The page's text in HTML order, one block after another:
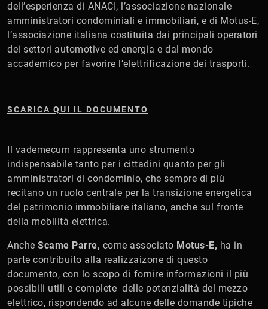
dell’esperienza di ANACI, l’associazione nazionale
amministratori condominiali e immobiliari, e di Motus-E,
l’associazione italiana costituita dai principali operatori
dei settori automotive ed energia e dal mondo
accademico per favorire l’elettrificazione dei trasporti.
SCARICA QUI IL DOCUMENTO
Il vademecum rappresenta uno strumento
indispensabile tanto per i cittadini quanto per gli
amministratori di condominio, che sempre di più
recitano un ruolo centrale per la transizione energetica
del patrimonio immobiliare italiano, anche sul fronte
della mobilità elettrica.
Anche Scame Parre, come associato Motus-E, ha in
parte contribuito alla realizzaizone di questo
documento, con lo scopo di fornire informazioni il più
possibili utili e complete delle potenzialità del mezzo
elettrico, rispondendo ad alcune delle domande tipiche